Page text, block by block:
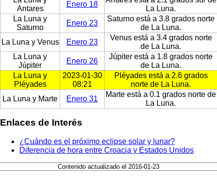
Antares
Enero 18
La Luna.
La Luna y
Saturno
Enero 23
Saturno está a 3.8 grados norte
de La Luna.
La Luna y Venus
Enero 23
Venus está a 3.4 grados norte
de La Luna.
La Luna y
Júpiter
Enero 26
Júpiter está a 1.8 grados norte
de La Luna.
La Luna y
Pléyades
2023-01-30
08:21
Pléyades está a 2.6 grados
norte de La Luna.
La Luna y Marte
Enero 31
Marte está a 0.1 grados norte de
La Luna.
Enlaces de Interés
¿Cuándo es el próximo eclipse solar y lunar?
Diferencia de hora entre Croacia y Estados Unidos
Contenido actualizado el 2016-01-23